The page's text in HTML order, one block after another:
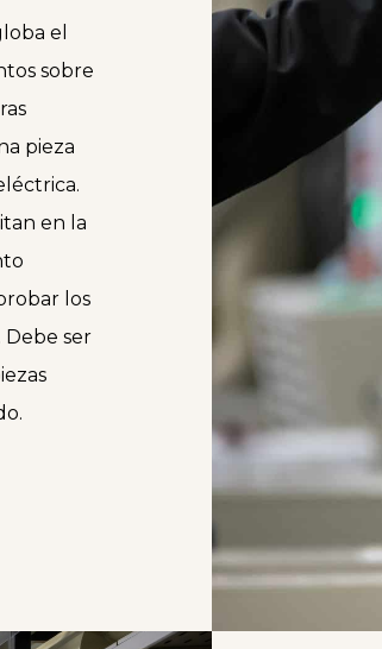
el
sobre
pieza
en la
los
Debe ser